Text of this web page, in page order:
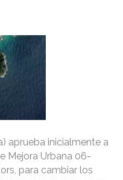
aprueba inicialmente a
Mejora Urbana 06-
para cambiar los